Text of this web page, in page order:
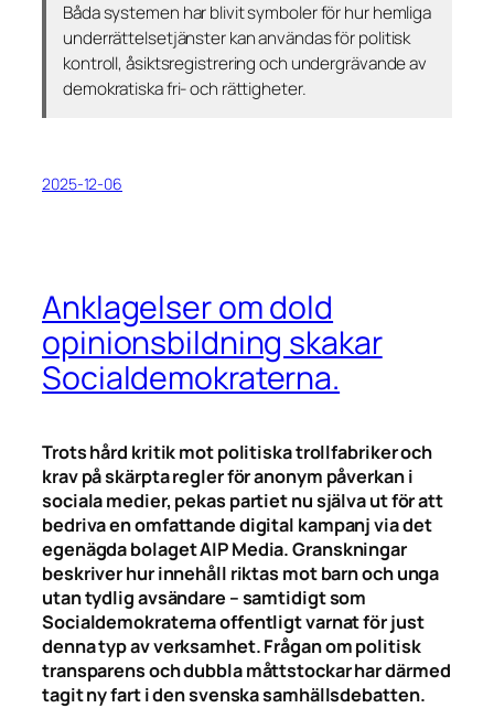
Båda systemen har blivit symboler för hur hemliga
underrättelsetjänster kan användas för politisk
kontroll, åsiktsregistrering och undergrävande av
demokratiska fri- och rättigheter.
2025-12-06
Anklagelser om dold
opinionsbildning skakar
Socialdemokraterna.
Trots hård kritik mot politiska trollfabriker och
krav på skärpta regler för anonym påverkan i
sociala medier, pekas partiet nu själva ut för att
bedriva en omfattande digital kampanj via det
egenägda bolaget AIP Media. Granskningar
beskriver hur innehåll riktas mot barn och unga
utan tydlig avsändare – samtidigt som
Socialdemokraterna offentligt varnat för just
denna typ av verksamhet. Frågan om politisk
transparens och dubbla måttstockar har därmed
tagit ny fart i den svenska samhällsdebatten.